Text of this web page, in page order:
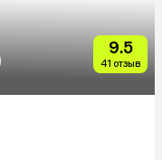
9.5
41 отзыв